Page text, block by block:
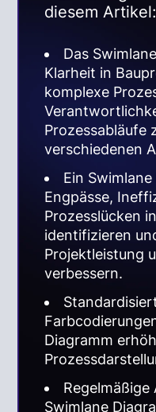
diesem Artikel:
Das
Klarheit in
komplexe
Prozessabläufe
verschiedenen
Ein
Engpässe,
Prozesslücken
identifizieren
Projektleistung
verbessern.
Diagramm
Regelmäßige
Swimlane